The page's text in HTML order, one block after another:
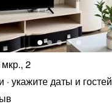
2
укажите даты и гостей